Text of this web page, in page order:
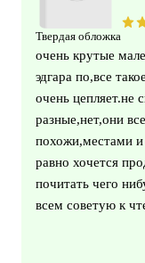
Твердая обложка
очень крутые
эдгара по,все
очень цепляет.не
разные,нет,они
похожи,местами и
равно хочется
почитать чего
всем советую к